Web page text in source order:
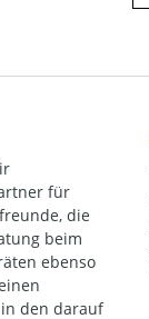
für
die
beim
ebenso
den darauf